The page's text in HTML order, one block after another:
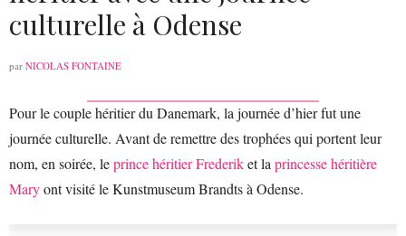
culturelle à Odense
par NICOLAS FONTAINE
Pour le couple héritier du Danemark, la journée d’hier fut une
journée culturelle. Avant de remettre des trophées qui portent leur
nom, en soirée, leprince héritier Frederiket la princesse héritière
Maryont visité le Kunstmuseum Brandts à Odense.